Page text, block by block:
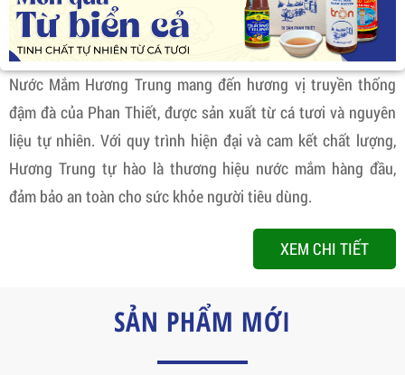
Nước Mắm Hương Trung mang đến hương vị truyền thống
đậm đà của Phan Thiết, được sản xuất từ cá tươi và nguyên
liệu tự nhiên. Với quy trình hiện đại và cam kết chất lượng,
Hương Trung tự hào là thương hiệu nước mắm hàng đầu,
đảm bảo an toàn cho sức khỏe người tiêu dùng.
XEM CHI TIẾT
SẢN PHẨM MỚI